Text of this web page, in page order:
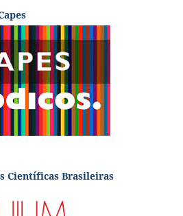
Científicas Brasileiras